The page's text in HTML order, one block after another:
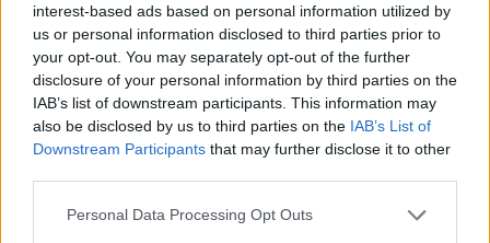
interest-based ads based on personal information utilized by
us or personal information disclosed to third parties prior to
your opt-out. You may separately opt-out of the further
disclosure of your personal information by third parties on the
IAB’s list of downstream participants. This information may
also be disclosed by us to third parties on the IAB’s List of
Downstream Participants that may further disclose it to other
Personal Data Processing Opt Outs